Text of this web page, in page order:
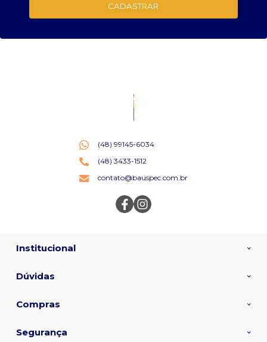
CADASTRAR
(48) 99145-6034
(48) 3433-1512
contato@bauspec.com.br
Institucional
Dúvidas
Compras
Segurança